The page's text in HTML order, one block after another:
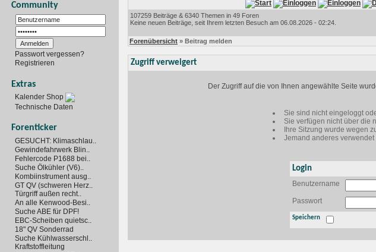
Community
Passwort vergessen?
Registrieren
Extras
Kalender Shop
Technische Daten
Forenticker
GESUCHT: Klimaschlau..
Gewindefahrwerk Blin..
Fehlercode P1688 bei..
Suche Ölkühler (V6)..
Kombiinstrument ausg..
GT QV (schweren Herz..
Türgriff außen recht..
An alle Kenwood-Besi..
Suche ABE für DPF!
EBC-Scheiben quietsc..
18" QV Sonderrad
Suche Kühlwasserschl..
Kraftstoffleitung
107259 Beiträge & 6340 Themen in 49 Foren
Keine neuen Beiträge, seit Ihrem letzten Besuch am 06.08.2026 - 02:24.
Forenübersicht » Beitrag melden
Zugriff verweigert
Der Zugriff auf die von Ihnen angewählte Seite
Sie sind nicht eingeloggt
Sie verfügen nicht über die
Ihre Sitzung wurde wegen
Jemand anderes
Login
Benutzername
Passwort
Speichern